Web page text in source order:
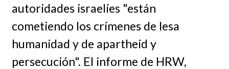
autoridades israelíes "están
cometiendo los crímenes de lesa
humanidad y de apartheid y
persecución". El informe de HRW,